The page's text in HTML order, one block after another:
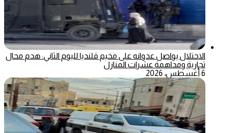
الاحتلال يواصل عدوانه على مخيم قلنديا لليوم الثاني: هدم محال
تجارية ومداهمة عشرات المنازل
6 أغسطس، 2026